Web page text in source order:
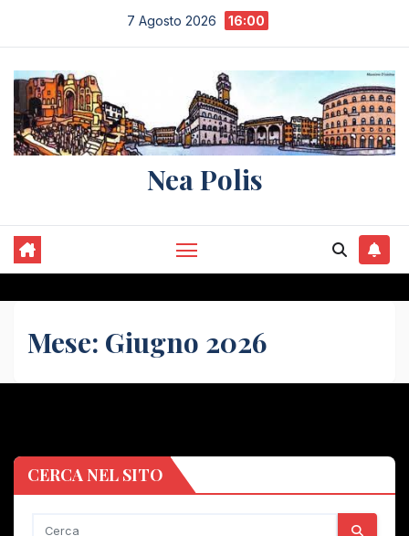
contenuto
7 Agosto 2026 16:00
Nea Polis
Mese: Giugno 2026
CERCA NEL SITO